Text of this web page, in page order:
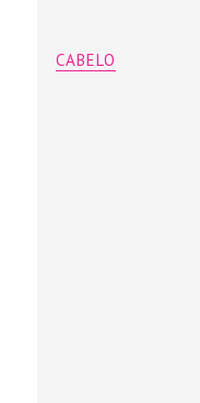
CABELO